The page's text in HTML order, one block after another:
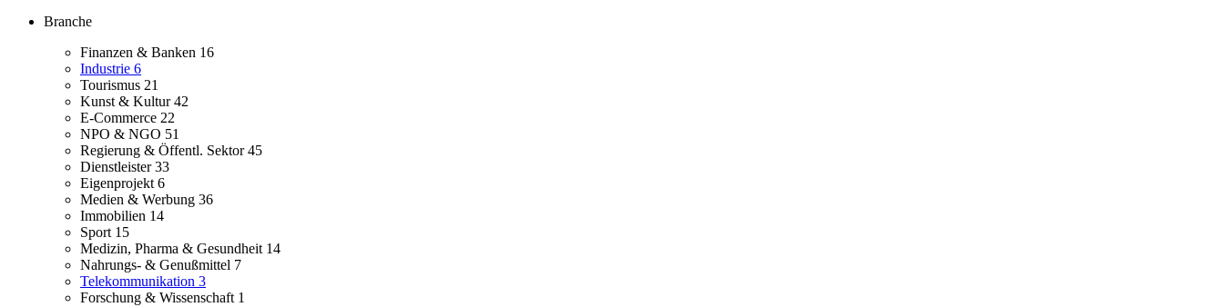
Branche
Finanzen & Banken 16
Industrie 6
Tourismus 21
Kunst & Kultur42
E-Commerce 22
NPO & NGO 51
Regierung & Öffentl. Sektor45
Dienstleister33
Eigenprojekt 6
Medien & Werbung 36
Immobilien 14
Sport 15
Medizin, Pharma & Gesundheit 14
Nahrungs- & Genußmittel 7
Telekommunikation 3
Forschung & Wissenschaft 1